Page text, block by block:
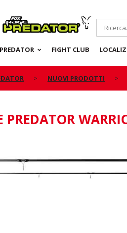
Predator
PREDATOR FIGHT CLUB
NUOVI PRODOTTI
PREDATOR